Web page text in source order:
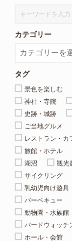
カテゴリー
タグ
景色を楽しむ
神社・寺院
史跡・城跡
ご当地グルメ
レストラン・カ
旅館・ホテル
湖沼
観光
サイクリング
乳幼児向け遊具
バーベキュー
動物園・水族館
バードウォッチ
ホール・会館